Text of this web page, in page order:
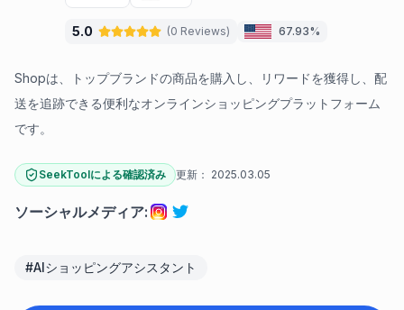
5.0 (0 Reviews) 67.93%
Shopは、トップブランドの商品を購入し、リワードを獲得し、配
送を追跡できる便利なオンラインショッピングプラットフォーム
です。
SeekToolによる確認済み 更新： 2025.03.05
ソーシャルメディア:
#AIショッピングアシスタント